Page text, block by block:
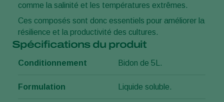
comme la salinité et les températures extrêmes.
Ces composés sont donc essentiels pour améliorer la
résilience et la productivité des cultures.
Spécifications du produit
Conditionnement Bidon de 5L.
Formulation Liquide soluble.